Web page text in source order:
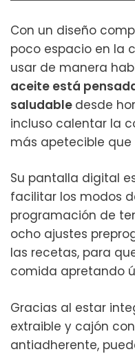
Con un diseño
poco espacio en la
usar de manera
aceite está
saludable desde
incluso calentar la
más apetecible
Su pantalla digital
facilitar los modos
programación de
ocho ajustes
las recetas, para
comida apretando
Gracias al estar
extraible y cajón
antiadherente,